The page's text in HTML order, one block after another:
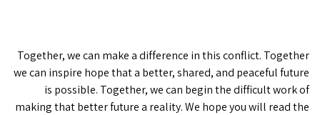
Together, we can make a difference in this conflict. Together
we can inspire hope that a better, shared, and peaceful future
is possible. Together, we can begin the difficult work of
making that better future a reality. We hope you will read the